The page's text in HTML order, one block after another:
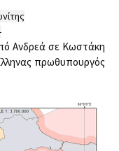
Ανδρεά σε Κωστάκη
πρωθυπουργός